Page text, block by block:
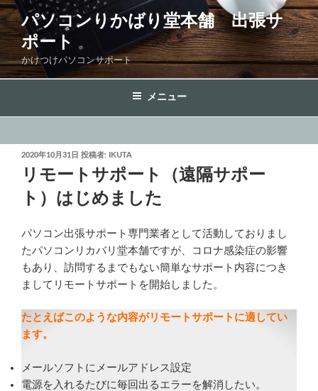
コ
ン
テ
ン
ツ
ッ
パソコンりかばり堂本舗 出張サ
ポート
かけつけパソコンサポート
メニュー
投
稿
日:
2020年10月31日 投稿者: IKUTA
リモートサポート（遠隔サポー
ト）はじめました
パソコン出張サポート専門業者として活動しておりまし
たパソコンリカバリ堂本舗ですが、コロナ感染症の影響
もあり、訪問するまでもない簡単なサポート内容につき
ましてリモートサポートを開始しました。
たとえばこのような内容がリモートサポートに適してい
ます。
メールソフトにメールアドレス設定
電源を入れるたびに毎回出るエラーを解消したい。